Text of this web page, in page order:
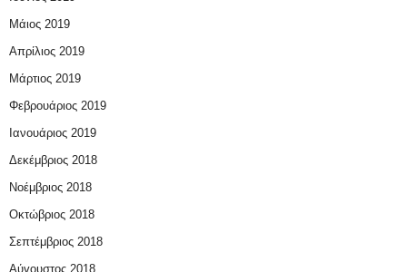
Μάιος 2019
Απρίλιος 2019
Μάρτιος 2019
Φεβρουάριος 2019
Ιανουάριος 2019
Δεκέμβριος 2018
Νοέμβριος 2018
Οκτώβριος 2018
Σεπτέμβριος 2018
Αύγουστος 2018